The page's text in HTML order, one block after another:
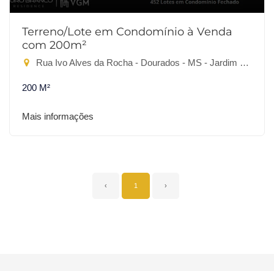
Terreno/Lote em Condomínio à Venda
com 200m²
Rua Ivo Alves da Rocha - Dourados - MS - Jardim Cristhais, Dourados-MS
200 M²
Mais informações
‹ 1 ›